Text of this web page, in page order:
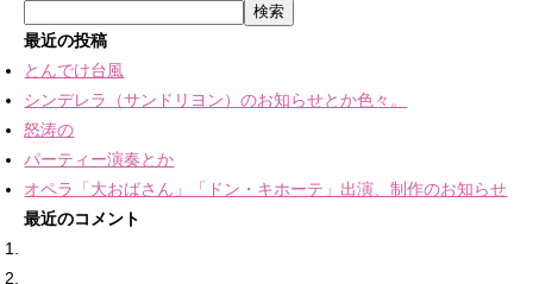
検索
最近の投稿
とんでけ台風
シンデレラ（サンドリヨン）のお知らせとか色々。
怒涛の
パーティー演奏とか
オペラ「大おばさん」「ドン・キホーテ」出演、制作のお知らせ
最近のコメント